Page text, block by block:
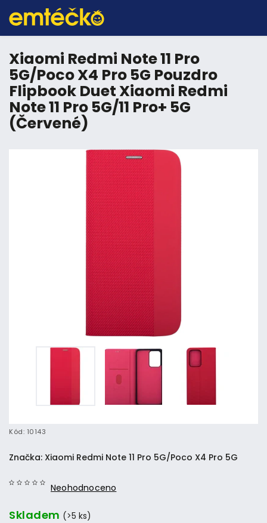
Xiaomi Redmi Note 11 Pro
5G/Poco X4 Pro 5G Pouzdro
Flipbook Duet Xiaomi Redmi
Note 11 Pro 5G/11 Pro+ 5G
(Červené)
Kód: 10143
Neohodnoceno
Značka: Xiaomi Redmi Note 11 Pro 5G/Poco X4 Pro 5G
Skladem (>5 ks)